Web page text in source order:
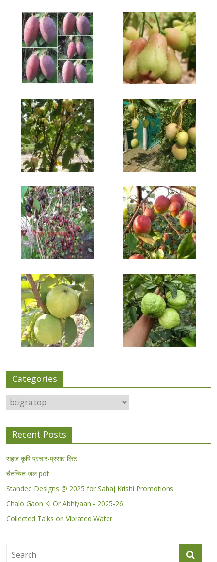
Categories
Categories
Recent Posts
सहज कृषि प्रचार-प्रसार किट
चैतन्यित जल pdf
Standee Designs @ 2025 for Sahaj Krishi Promotions
Chalo Gaon Ki Or Abhiyaan - 2025-26
Collected Talks on Vibrated Water